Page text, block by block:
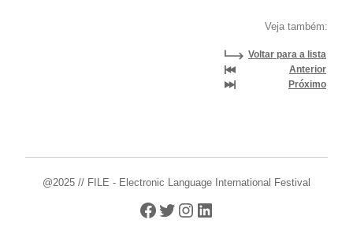
Veja também:
Voltar para a lista
Anterior
Próximo
@2025 // FILE - Electronic Language International Festival
Facebook
Twitter
Instagram
LinkedIn